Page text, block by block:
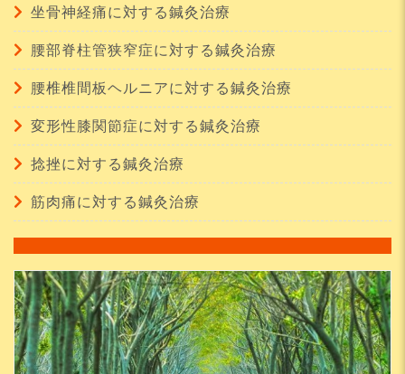
坐骨神経痛に対する鍼灸治療
腰部脊柱管狭窄症に対する鍼灸治療
腰椎椎間板ヘルニアに対する鍼灸治療
変形性膝関節症に対する鍼灸治療
捻挫に対する鍼灸治療
筋肉痛に対する鍼灸治療